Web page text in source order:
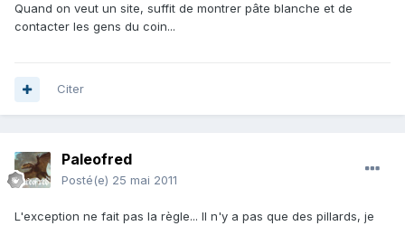
Quand on veut un site, suffit de montrer pâte blanche et de
contacter les gens du coin...
Citer
Paleofred
Posté(e) 25 mai 2011
L'exception ne fait pas la règle... Il n'y a pas que des pillards, je